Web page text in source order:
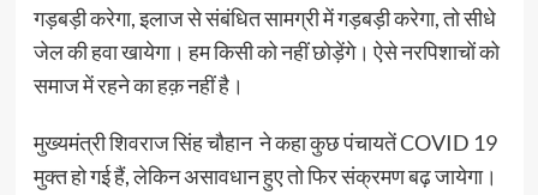
गड़बड़ी करेगा, इलाज से संबंधित सामग्री में गड़बड़ी करेगा, तो सीधे
जेल की हवा खायेगा। हम किसी को नहीं छोड़ेंगे। ऐसे नरपिशाचों को
समाज में रहने का हक़ नहीं है।
मुख्यमंत्री शिवराज सिंह चौहान ने कहा कुछ पंचायतें COVID 19
मुक्त हो गई हैं, लेकिन असावधान हुए तो फिर संक्रमण बढ़ जायेगा।